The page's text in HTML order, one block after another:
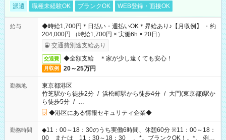
派遣 職種未経験OK ブランクOK WEB登録・面接OK
給与
◆時給1,700円＊日払い・週払いOK＊昇給あり♪【月収例】 ・約
204,000円 （時給1,700円 × 実働6h × 20日）
交通費別途支給あり
交通費 ◆全額支給 ＊家が少し遠くても安心！
月収例 20～25万円
勤務地
東京都港区
竹芝駅から徒歩2分 / 浜松町駅から徒歩4分 / 大門(東京都)駅か
ら徒歩5分 / …
◆港区にある情報セキュリティ企業◆
勤務時間
◆11：00～18：30のうち実働6時間、休憩60分 ※11：00～18：
00 または 11：30～18：30 。*。ブランクOK！。*。 例え